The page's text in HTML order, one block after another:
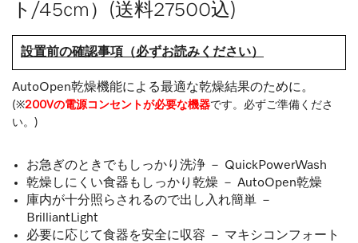
ト/45cm）(送料27500込)
設置前の確認事項（必ずお読みください）
AutoOpen乾燥機能による最適な乾燥結果のために。
(※200Vの電源コンセントが必要な機器です。必ずご準備くださ
い。)
お急ぎのときでもしっかり洗浄 － QuickPowerWash
乾燥しにくい食器もしっかり乾燥 － AutoOpen乾燥
庫内が十分照らされるので出し入れ簡単 －
BrilliantLight
必要に応じて食器を安全に収容 － マキシコンフォート